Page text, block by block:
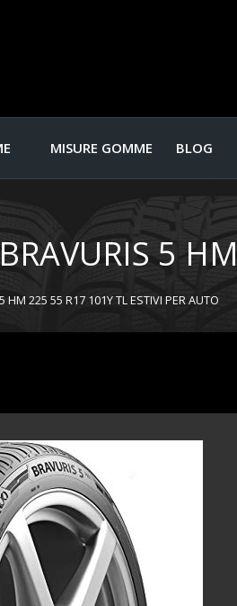
MISURE GOMME BLOG
5
HM 225 55 R17 101Y TL ESTIVI PER AUTO